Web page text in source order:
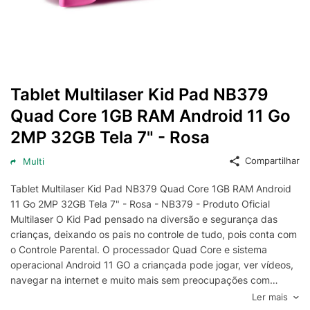
Tablet Multilaser Kid Pad NB379
Quad Core 1GB RAM Android 11 Go
2MP 32GB Tela 7" - Rosa
Multi Compartilhar
Tablet Multilaser Kid Pad NB379 Quad Core 1GB RAM Android
11 Go 2MP 32GB Tela 7" - Rosa - NB379 - Produto Oficial
Multilaser O Kid Pad pensado na diversão e segurança das
crianças, deixando os pais no controle de tudo, pois conta com
o Controle Parental. O processador Quad Core e sistema
operacional Android 11 GO a criançada pode jogar, ver vídeos,
navegar na internet e muito mais sem preocupações com
travamentos e lentidões, além de possuir jogos e aplicativos
Ler mais